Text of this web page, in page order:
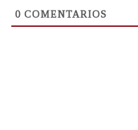
0 COMENTARIOS